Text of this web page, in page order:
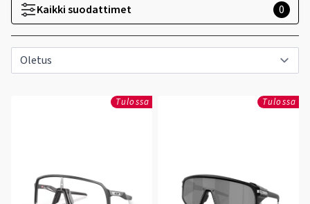
Kaikki suodattimet 0
Tulossa Tulossa